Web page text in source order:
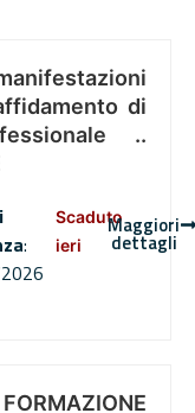
di
..
:
Scaduto
ieri
Maggiori
dettagli